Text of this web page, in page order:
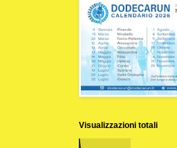
Visualizzazioni totali